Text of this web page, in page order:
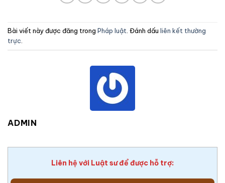
Bài viết này được đăng trong Pháp luật. Đánh dấu liên kết thường
trực.
ADMIN
Liên hệ với Luật sư để được hỗ trợ: